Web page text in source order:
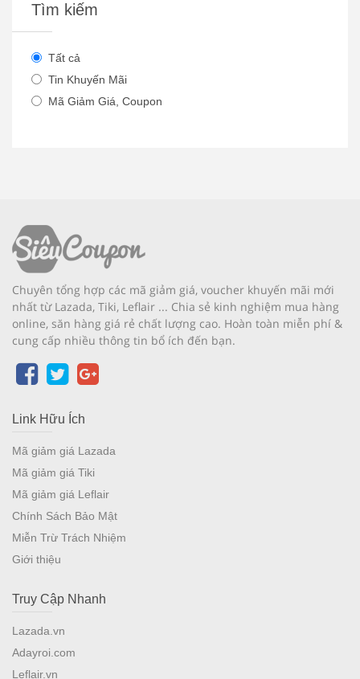
Tìm kiếm
Tất cả
Tin Khuyến Mãi
Mã Giảm Giá, Coupon
Chuyên tổng hợp các mã giảm giá, voucher khuyến mãi mới
nhất từ Lazada, Tiki, Leflair ... Chia sẻ kinh nghiệm mua hàng
online, săn hàng giá rẻ chất lượng cao. Hoàn toàn miễn phí &
cung cấp nhiều thông tin bổ ích đến bạn.
Link Hữu Ích
Mã giảm giá Lazada
Mã giảm giá Tiki
Mã giảm giá Leflair
Chính Sách Bảo Mật
Miễn Trừ Trách Nhiệm
Giới thiệu
Truy Cập Nhanh
Lazada.vn
Adayroi.com
Leflair.vn